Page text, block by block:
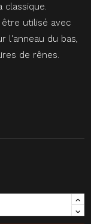
classique.
utilisé avec
l'anneau du bas,
de rênes.